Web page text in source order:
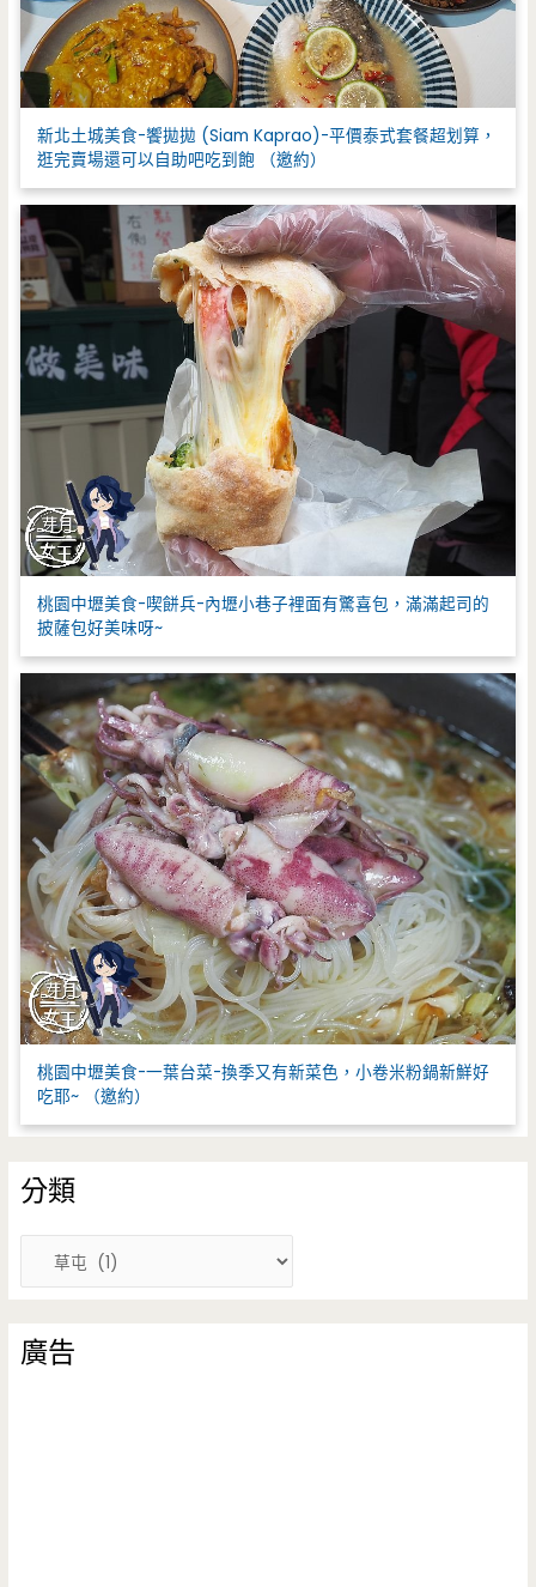
新北土城美食-饗拋拋 (Siam Kaprao)-平價泰式套餐超划算，
逛完賣場還可以自助吧吃到飽 （邀約）
桃園中壢美食-喫餅兵-內壢小巷子裡面有驚喜包，滿滿起司的
披薩包好美味呀~
桃園中壢美食-一葉台菜-換季又有新菜色，小卷米粉鍋新鮮好
吃耶~ （邀約）
分類
類
廣告